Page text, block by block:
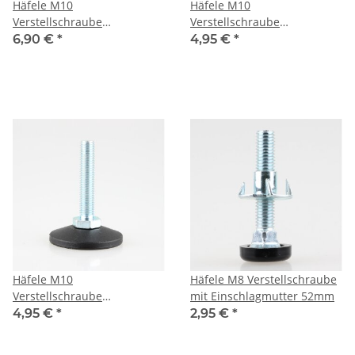
Häfele M10
Verstellschraube
Regulierschraube
6,90 € *
Häfele M10
Verstellschraube
Regulierschraube
4,95 € *
Häfele M10
Verstellschraube
Regulierschraube
4,95 € *
Häfele M8 Verstellschraube
mit Einschlagmutter 52mm
2,95 € *